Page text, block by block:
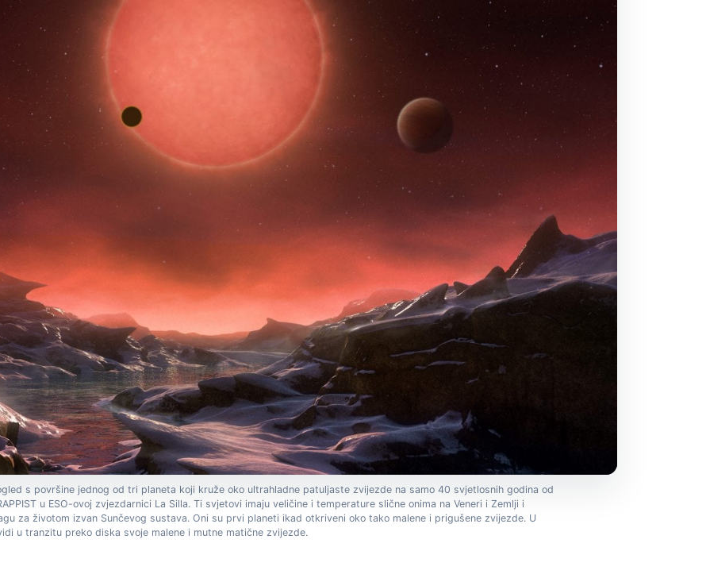
s površine jednog od tri planeta koji kruže oko ultrahladne patuljaste zvijezde na samo 40 svjetlosnih godina od
u ESO-ovoj zvjezdarnici La Silla. Ti svjetovi imaju veličine i temperature slične onima na Veneri i Zemlji i
za životom izvan Sunčevog sustava. Oni su prvi planeti ikad otkriveni oko tako malene i prigušene zvijezde. U
u tranzitu preko diska svoje malene i mutne matične zvijezde.